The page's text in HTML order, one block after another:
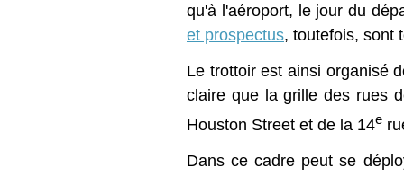
qu'à l'aéroport, le jour du
et prospectus, toutefois, sont
Le trottoir est ainsi organisé
claire que la grille des rues
Houston Street et de la 14e
Dans ce cadre peut se